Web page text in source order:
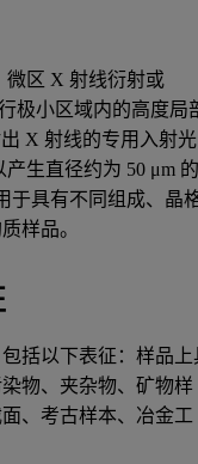
微区 X 射线衍射或
极小区域内的高度局
X 射线的专用入射光
生直径约为 50 μm
于具有不同组成、晶
样品。
括以下表征：样品上
物、夹杂物、矿物样
、考古样本、冶金工